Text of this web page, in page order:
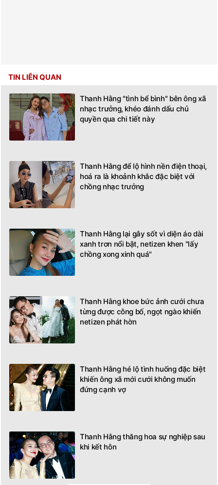
TIN LIÊN QUAN
Thanh Hằng "tình bể bình" bên ông xã
nhạc trưởng, khéo đánh dấu chủ
quyền qua chi tiết này
Thanh Hằng để lộ hình nền điện thoại,
hoá ra là khoảnh khắc đặc biệt với
chồng nhạc trưởng
Thanh Hằng lại gây sốt vì diện áo dài
xanh trơn nổi bật, netizen khen "lấy
chồng xong xinh quá"
Thanh Hằng khoe bức ảnh cưới chưa
từng được công bố, ngọt ngào khiến
netizen phát hờn
Thanh Hằng hé lộ tình huống đặc biệt
khiến ông xã mới cưới không muốn
đứng cạnh vợ
Thanh Hằng thăng hoa sự nghiệp sau
khi kết hôn